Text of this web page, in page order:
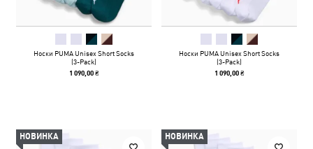
Носки PUMA Unisex Short Socks
(3-Pack)
1 090,00 ₴
Носки PUMA Unisex Short Socks
(3-Pack)
1 090,00 ₴
НОВИНКА НОВИНКА